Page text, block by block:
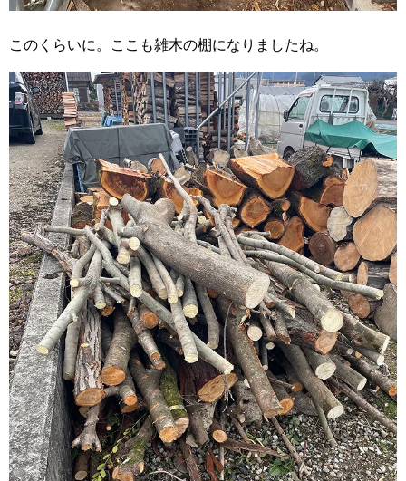
このくらいに。ここも雑木の棚になりましたね。